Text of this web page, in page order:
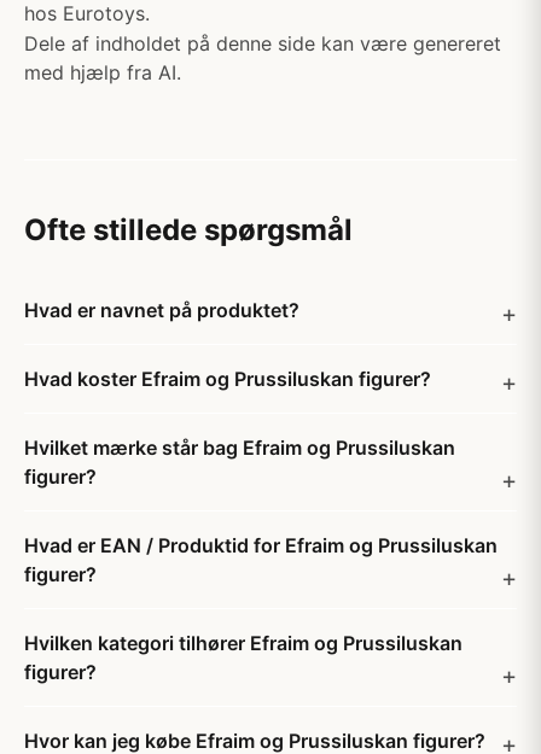
hos Eurotoys.
Dele af indholdet på denne side kan være genereret
med hjælp fra AI.
Ofte stillede spørgsmål
Hvad er navnet på produktet?
Hvad koster Efraim og Prussiluskan figurer?
Hvilket mærke står bag Efraim og Prussiluskan
figurer?
Hvad er EAN / Produktid for Efraim og Prussiluskan
figurer?
Hvilken kategori tilhører Efraim og Prussiluskan
figurer?
Hvor kan jeg købe Efraim og Prussiluskan figurer?